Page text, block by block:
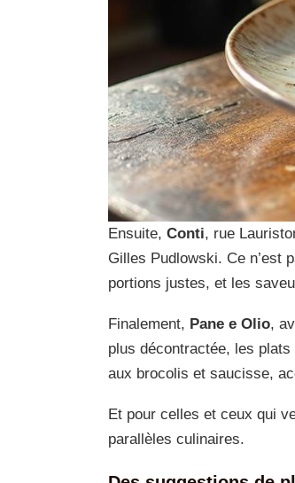
Ensuite, Conti, rue
Gilles Pudlowski. Ce n’est
portions justes, et les
Finalement, Pane e Olio,
plus décontractée, les
aux brocolis et saucisse,
Et pour celles et ceux qui
parallèles culinaires.